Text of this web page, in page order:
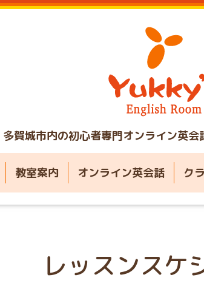
多賀城市内の初心者専門オンライン英会
教室案内 オンライン英会話 ク
レッスンスケ